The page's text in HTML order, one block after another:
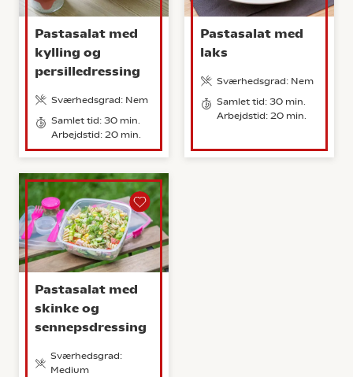
Pastasalat med
kylling og
persilledressing
Sværhedsgrad: Nem
Samlet tid: 30 min.
Arbejdstid: 20 min.
Pastasalat med
laks
Sværhedsgrad: Nem
Samlet tid: 30 min.
Arbejdstid: 20 min.
Pastasalat med
skinke og
sennepsdressing
Sværhedsgrad:
Medium